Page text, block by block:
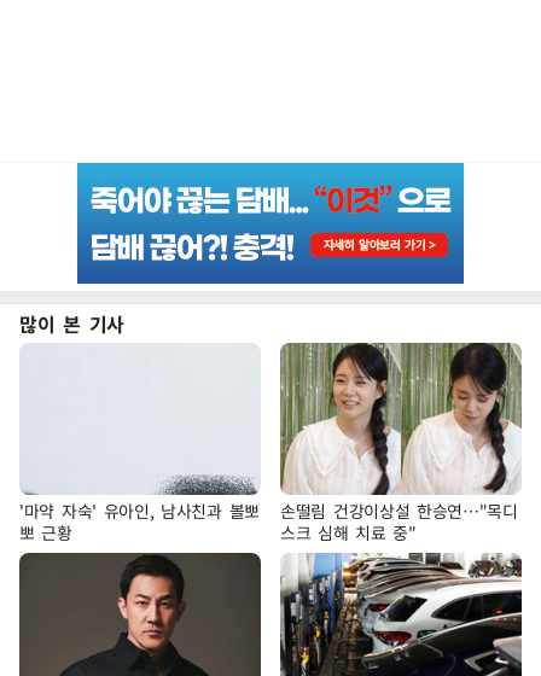
많이 본 기사
'마약 자숙' 유아인, 남사친과 볼뽀
뽀 근황
손떨림 건강이상설 한승연…"목디
스크 심해 치료 중"